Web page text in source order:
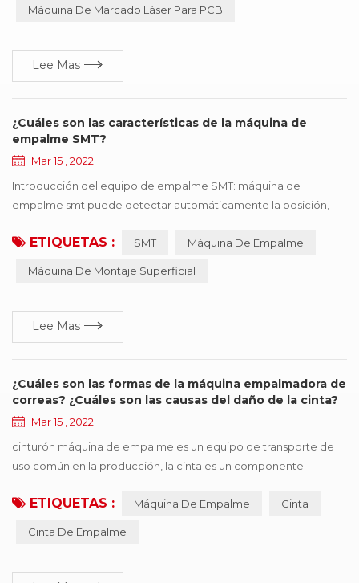
requisitos de suavidad del campo , tan ampliamente utilizado en
Máquina De Marcado Láser Para PCB
Lee Mas
¿Cuáles son las características de la máquina de
empalme SMT?
Mar 15 , 2022
Introducción del equipo de empalme SMT: máquina de
empalme smt puede detectar automáticamente la posición,
con la cinta. La máquina empalmadora SMT es fácil de operar,
mejora la eficiencia del consumo. profesional para línea de
ETIQUETAS : SMT Máquina De Empalme
Máquina De Montaje Superficial
Lee Mas
¿Cuáles son las formas de la máquina empalmadora de
correas? ¿Cuáles son las causas del daño de la cinta?
Mar 15 , 2022
cinturón máquina de empalme es un equipo de transporte de
uso común en la producción, la cinta es un componente
que se cinta aparece en diversas formas de daño, afectará la
seis tipos de formas de daño comunes, y presenta sugerencias
ETIQUETAS : Máquina De Empalme Cinta
Cinta De Empalme